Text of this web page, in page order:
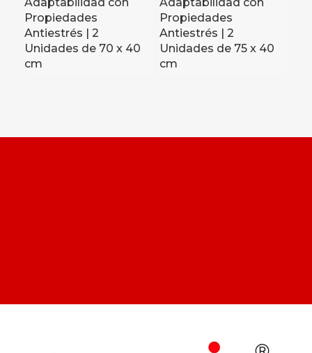
Propiedades
Antiestrés | 2
Unidades de 70 x 40
cm
Propiedades
Antiestrés | 2
Unidades de 75 x 40
cm